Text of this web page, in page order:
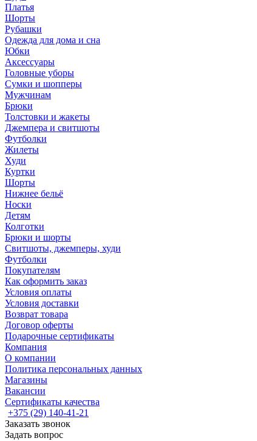
Платья
Шорты
Рубашки
Одежда для дома и сна
Юбки
Аксессуары
Головные уборы
Сумки и шопперы
Мужчинам
Брюки
Толстовки и жакеты
Джемпера и свитшоты
Футболки
Жилеты
Худи
Куртки
Шорты
Нижнее бельё
Носки
Детям
Колготки
Брюки и шорты
Свитшоты, джемперы, худи
Футболки
Покупателям
Как оформить заказ
Условия оплаты
Условия доставки
Возврат товара
Договор оферты
Подарочные сертификаты
Компания
О компании
Политика персональных данных
Магазины
Вакансии
Сертификаты качества
+375 (29) 140-41-21
Заказать звонок
Задать вопрос